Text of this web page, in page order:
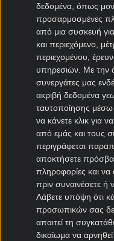
δεδομένα, όπως
προσαρμοσμένες
από μια συσκευή για
και περιεχόμενο,
περιεχομένου,
υπηρεσιών. Με την
συνεργάτες μας
ακριβή δεδομένα
ταυτοποίησης
να κάνετε κλικ για
από εμάς και τους
περιγράφεται
αποκτήσετε
πληροφορίες και να
πριν συναινέσετε ή
Λάβετε υπόψη ότι
προσωπικών σας
απαιτεί τη
δικαίωμα να
Στο Σαν Φρανσίσκο
10ο όμιλο ανάμεσα σε
Οι Αυστριακοί του
Παγκόσμιο Κύπελλο
προχωρήσουν όσο πιο
εξαιρετικά
Ιορδανία είναι εκ
επωφελήθηκαν της
ομάδων και θέλει να
Αυστρία – Ιορδανία
Τα μέλη τηςNovibet
προσφορές* για τα
πρόγραμμα
Αυτό που θες από το
Κύπελλο